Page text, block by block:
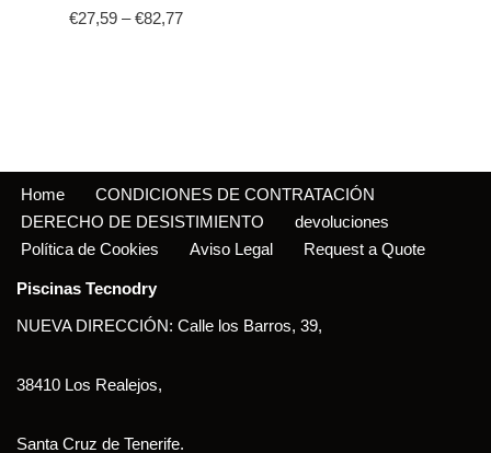
€27,59 –€82,77
Home
CONDICIONES DE CONTRATACIÓN
DERECHO DE DESISTIMIENTO
devoluciones
Política de Cookies
Aviso Legal Request a Quote
Piscinas Tecnodry
NUEVA DIRECCIÓN: Calle los Barros, 39,
38410 Los Realejos,
Santa Cruz de Tenerife.